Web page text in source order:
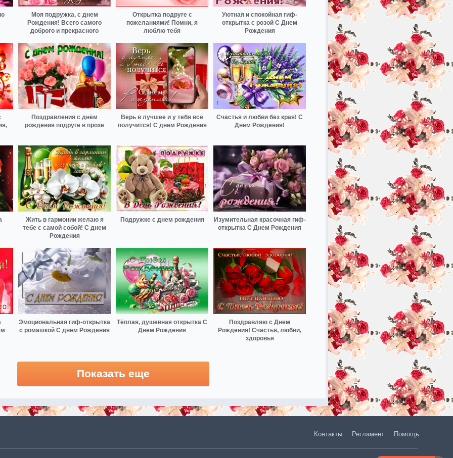
Моя подружка, с днем
Рождения! Всего самого
доброго и прекрасного
Открытка подруге с
пожеланиями! Помни, я
люблю тебя
Уютная и спокойная гиф-
открытка с розой С Днем
Рождения
Поздравления с днём
рождения подруге в прозе
Верь в лучшее и у тебя все
получится! С днем Рождения
Счастья и любви без края! С
Днем Рождения!
Жить в гармонии желаю я
тебе с самой собой! С днем
Рождения
Подружке с днем рождения
Изумительная красочная гиф-
открытка С Днем Рождения
Эмоциональная гиф-открытка
с ромашкой С днем Рождения
Тёплая, душевная открытка С
Днем Рождения
Поздравляю с Днем
Рождения! Счастья, любви,
здоровья
Показать еще
Контакты Регламент Помощь